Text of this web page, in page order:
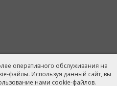
оперативного обслуживания на
файлы. Используя данный сайт, вы
нами cookie-файлов.